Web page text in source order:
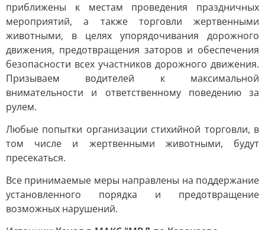
приближены к местам проведения праздничных
мероприятий, а также торговли жертвенными
животными, в целях упорядочивания дорожного
движения, предотвращения заторов и обеспечения
безопасности всех участников дорожного движения.
Призываем водителей к максимальной
внимательности и ответственному поведению за
рулем.
Любые попытки организации стихийной торговли, в
том числе и жертвенными животными, будут
пресекаться.
Все принимаемые меры направлены на поддержание
установленного порядка и предотвращение
возможных нарушений.